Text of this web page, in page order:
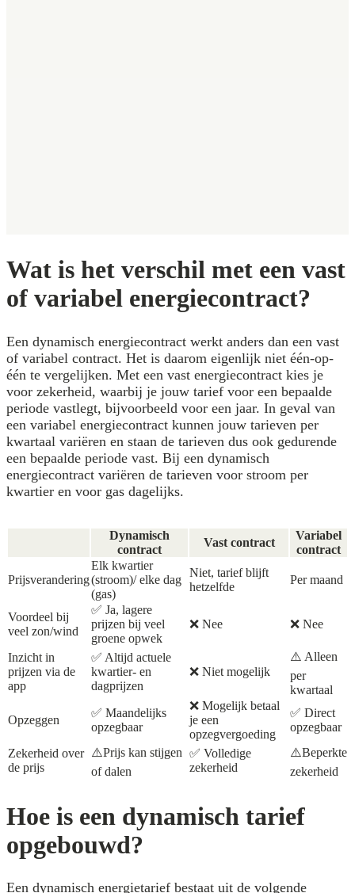
Wat is het verschil met een vast
of variabel energiecontract?
Een dynamisch energiecontract werkt anders dan een vast
of variabel contract. Het is daarom eigenlijk niet één-op-
één te vergelijken. Met een vast energiecontract kies je
voor zekerheid, waarbij je jouw tarief voor een bepaalde
periode vastlegt, bijvoorbeeld voor een jaar. In geval van
een variabel energiecontract kunnen jouw tarieven per
kwartaal variëren en staan de tarieven dus ook gedurende
een bepaalde periode vast. Bij een dynamisch
energiecontract variëren de tarieven voor stroom per
kwartier en voor gas dagelijks.
Dynamisch
contract
Vast contract
Variabel
contract
Prijsverandering
Elk kwartier
(stroom)/ elke dag
(gas)
Niet, tarief blijft
hetzelfde
Per maand
Voordeel bij
veel zon/wind
✅ Ja, lagere
prijzen bij veel
groene opwek
❌ Nee ❌ Nee
Inzicht in
prijzen via de
app
✅ Altijd actuele
kwartier- en
dagprijzen
❌ Niet mogelijk
⚠️ Alleen
per
kwartaal
Opzeggen
✅ Maandelijks
opzegbaar
❌ Mogelijk betaal
je een
opzegvergoeding
✅ Direct
opzegbaar
Zekerheid over
de prijs
⚠️Prijs kan stijgen
of dalen
✅ Volledige
zekerheid
⚠️Beperkte
zekerheid
Hoe is een dynamisch tarief
opgebouwd?
Een dynamisch energietarief bestaat uit de volgende